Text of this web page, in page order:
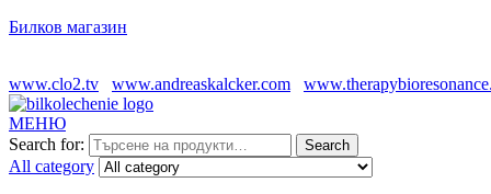
Билков магазин
www.clo2.tv
www.andreaskalcker.com
МЕНЮ
Search for:
Search
All category